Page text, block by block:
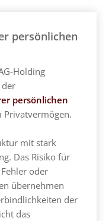
persönlichen
Holding
persönlichen
Privatvermögen.
mit stark
Das Risiko für
oder
übernehmen
der
das